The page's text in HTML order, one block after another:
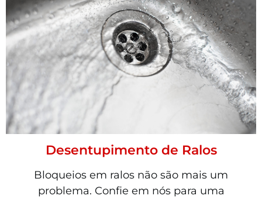
Desentupimento de Ralos
Bloqueios em ralos não são mais um
problema. Confie em nós para uma